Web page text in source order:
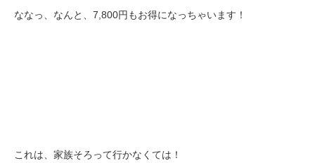
ななっ、なんと、7,800円もお得になっちゃいます！
これは、家族そろって行かなくては！